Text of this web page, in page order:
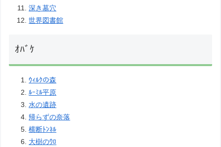
深き墓穴
世界図書館
ｵﾊﾞｹ
ｳｨﾙｸの森
ﾙｰﾐﾙ平原
水の遺跡
帰らずの奈落
横断ﾄﾝﾈﾙ
大樹のｳﾛ